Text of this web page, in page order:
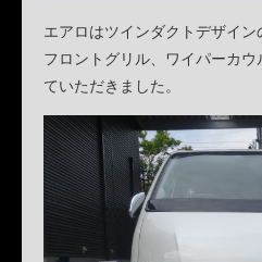
エアロはツインダクトデザイ
フロントグリル、ワイパーカ
ていただきました。